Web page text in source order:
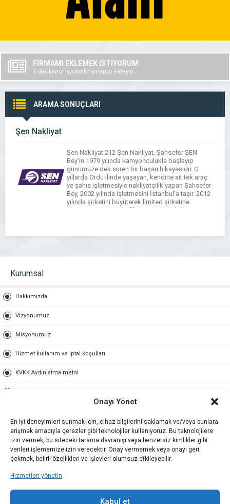
Onayı Yönet
En iyi deneyimleri sunmak için, cihaz bilgilerini saklamak ve/veya bunlara
erişmek amacıyla çerezler gibi teknolojiler kullanıyoruz. Bu teknolojilere
izin vermek, bu sitedeki tarama davranışı veya benzersiz kimlikler gibi
verileri işlememize izin verecektir. Onay vermemek veya onayı geri
çekmek, belirli özellikleri ve işlevleri olumsuz etkileyebilir.
Hizmetleri yönetin
Kabul et
FİRMAMI EKLEMEK İSTİYORUM
5 dakikanızı ayırarak firmanızı ekleyin..
ARAMA SONUÇLARI
Şen Nakliyat
Şen Nakliyat 212 Şen Nakliyat, Şahsefer ŞEN
Bey’in 1979 yılında kamyonculukla başlayıp
günümüze dek süren bir başarı hikayesidir. O
yıllarda Ordu ilinde yaşayan, kendine ait tek araç
ve şahıs işletmesiyle nakliyatçılık yapan Şahsefer
Bey, 2002 yılında işletmesini İstanbul’a taşır. 2012
yılında şirketini büyüterek limited şirketine
dönüştürür. Zamanla filosunu artırarak hizmet
Kurumsal
Hakkımızda
Vizyonumuz
Misyonumuz
Hizmet kullanım ve iptal koşulları
KVKK Aydınlatma metni
Gold üyelik nedir
Kariyer
İş Başvuru Formu